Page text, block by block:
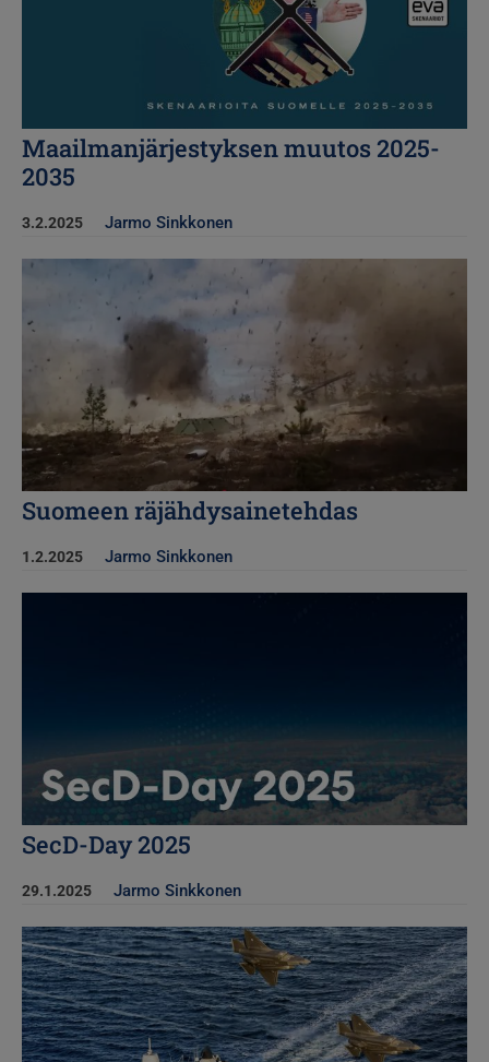
Maailmanjärjestyksen muutos 2025-
2035
3.2.2025 Jarmo Sinkkonen
Kuva
Suomeen räjähdysainetehdas
1.2.2025 Jarmo Sinkkonen
SecD-Day 2025
29.1.2025 Jarmo Sinkkonen
Kuva